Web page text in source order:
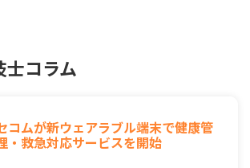
士コラム
コムが新ウェアラブル端末で健康管
・救急対応サービスを開始